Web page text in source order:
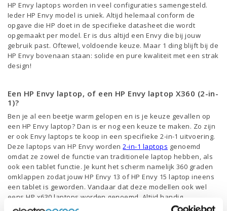
HP Envy laptops worden in veel configuraties samengesteld.
Ieder HP Envy model is uniek. Altijd helemaal conform de
opgave die HP doet in de specifieke datasheet die wordt
opgemaakt per model. Er is dus altijd een Envy die bij jouw
gebruik past. Oftewel, voldoende keuze. Maar 1 ding blijft bij de
HP Envy bovenaan staan: solide en pure kwaliteit met een strak
design!
Een HP Envy laptop, of een HP Envy laptop X360 (2-in-
1)?
Ben je al een beetje warm gelopen en is je keuze gevallen op
een HP Envy laptop? Dan is er nog een keuze te maken. Zo zijn
er ook Envy laptops te koop in een specifieke 2-in-1 uitvoering.
Deze laptops van HP Envy worden2-in-1 laptops genoemd
omdat ze zowel de functie van traditionele laptop hebben, als
ook een tablet functie. Je kunt het scherm namelijk 360 graden
omklappen zodat jouw HP Envy 13 of HP Envy 15 laptop ineens
een tablet is geworden. Vandaar dat deze modellen ook wel
eens HP x630 laptops worden genoemd. Altijd handig.